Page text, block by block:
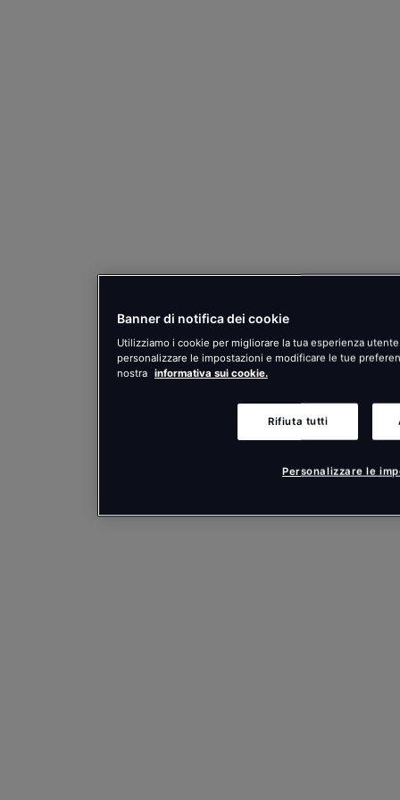
Banner di notifica dei cookie
Utilizziamo i cookie per migliorare la tua esperienza
personalizzare le impostazioni e modificare le tue
nostra informativa sui cookie.
Rifiuta tutti
Personalizzare le